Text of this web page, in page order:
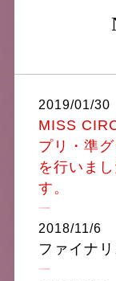
2019/01/30
MISS
プリ・準
を行いま
す。
2018/11/6
ファイナ